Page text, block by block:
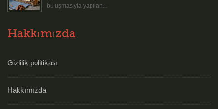
buluşmasıyla yapılan...
Hakkımızda
Gizlilik politikası
Hakkımızda